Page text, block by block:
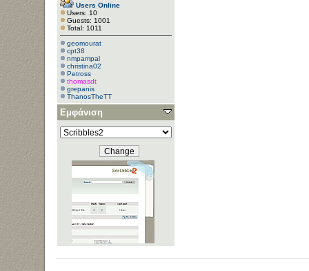
Users Online
Users: 10
Guests: 1001
Total: 1011
geomourat
cpt38
nmpampal
christina02
Petross
thomasdt
grepanis
ThanosTheTT
Εμφάνιση